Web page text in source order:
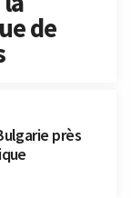
de
près